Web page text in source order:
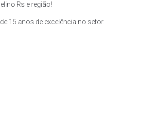
Rs e região!
15 anos de excelência no setor.